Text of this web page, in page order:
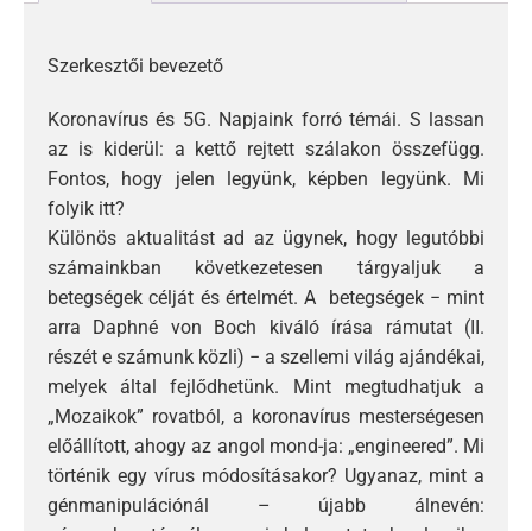
Szerkesztői bevezető
Koronavírus és 5G. Napjaink forró témái. S lassan
az is kiderül: a kettő rejtett szálakon összefügg.
Fontos, hogy jelen legyünk, képben legyünk. Mi
folyik itt?
Különös aktualitást ad az ügynek, hogy legutóbbi
számainkban következetesen tárgyaljuk a
betegségek célját és értelmét. A betegségek − mint
arra Daphné von Boch kiváló írása rámutat (II.
részét e számunk közli) − a szellemi világ ajándékai,
melyek által fejlődhetünk. Mint megtudhatjuk a
„Mozaikok” rovatból, a koronavírus mesterségesen
előállított, ahogy az angol mond-ja: „engineered”. Mi
történik egy vírus módosításakor? Ugyanaz, mint a
génmanipulációnál – újabb álnevén: